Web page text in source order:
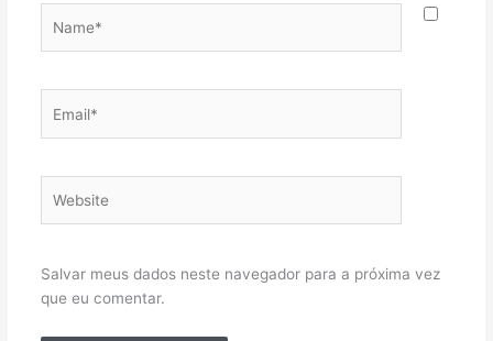
Salvar meus dados neste navegador para a próxima vez
que eu comentar.